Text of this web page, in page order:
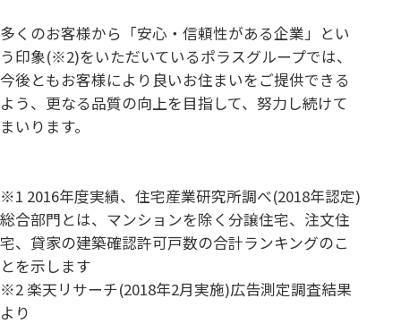
多くのお客様から「安心・信頼性がある企業」とい
う印象(※2)をいただいているポラスグループでは、
今後ともお客様により良いお住まいをご提供できる
よう、更なる品質の向上を目指して、努力し続けて
まいります。
※1 2016年度実績、住宅産業研究所調べ(2018年認定)
総合部門とは、マンションを除く分譲住宅、注文住
宅、貸家の建築確認許可戸数の合計ランキングのこ
とを示します
※2 楽天リサーチ(2018年2月実施)広告測定調査結果
より